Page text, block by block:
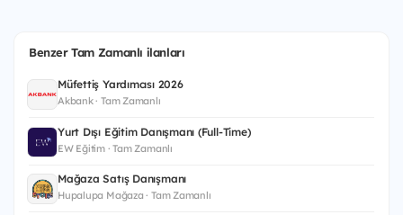
Benzer Tam Zamanlı ilanları
Müfettiş Yardımcısı 2026
Akbank · Tam Zamanlı
Yurt Dışı Eğitim Danışmanı (Full-Time)
EW Eğitim · Tam Zamanlı
Mağaza Satış Danışmanı
Hupalupa Mağaza · Tam Zamanlı